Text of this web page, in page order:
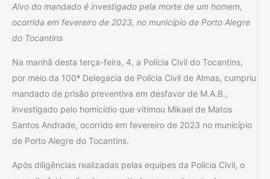
Alvo do mandado é investigado pela morte de um homem,
ocorrida em fevereiro de 2023, no município de Porto Alegre
do Tocantins
Na manhã desta terça-feira, 4, a Polícia Civil do Tocantins,
por meio da 100ª Delegacia de Polícia Civil de Almas, cumpriu
mandado de prisão preventiva em desfavor de M.A.B.,
investigado pelo homicídio que vitimou Mikael de Matos
Santos Andrade, ocorrido em fevereiro de 2023 no município
de Porto Alegre do Tocantins.
Após diligências realizadas pelas equipes da Polícia Civil, o